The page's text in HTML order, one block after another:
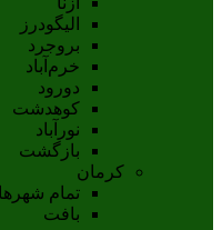
اليگودرز
بروجرد
خرم‌آباد
دورود
کوهدشت
نورآباد
بازگشت
کرمان
تمام شهر‌ها
بافت